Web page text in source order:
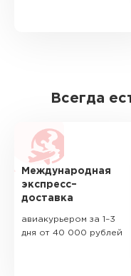
Всегда
Международная
экспресс–
доставка
авиакурьером за 1–3
дня от 40 000 рублей